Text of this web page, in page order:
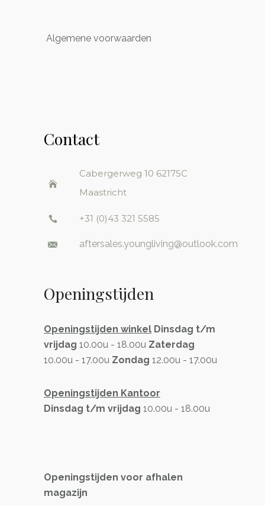
Algemene voorwaarden
Contact
Cabergerweg 10 6217SC
Maastricht
+31 (0)43 321 5585
aftersales.youngliving@outlook.com
Openingstijden
Openingstijden winkel Dinsdag t/m
vrijdag 10.00u - 18.00u Zaterdag
10.00u - 17.00u Zondag 12.00u - 17.00u
Openingstijden Kantoor
Dinsdag t/m vrijdag 10.00u - 18.00u
Openingstijden voor afhalen
magazijn